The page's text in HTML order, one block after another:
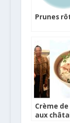
Prunes
Crème de
aux